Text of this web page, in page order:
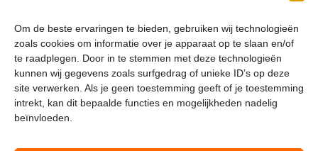
Om de beste ervaringen te bieden, gebruiken wij technologieën
zoals cookies om informatie over je apparaat op te slaan en/of
te raadplegen. Door in te stemmen met deze technologieën
kunnen wij gegevens zoals surfgedrag of unieke ID’s op deze
site verwerken. Als je geen toestemming geeft of je toestemming
intrekt, kan dit bepaalde functies en mogelijkheden nadelig
beïnvloeden.
hetindustriehuis B.V.
De Hoek 1 1601 MR Enkhuizen
t.0228 53 00 40
e.info@hetindustriehuis.com
KVK 51483904
BTW NL850044522B01